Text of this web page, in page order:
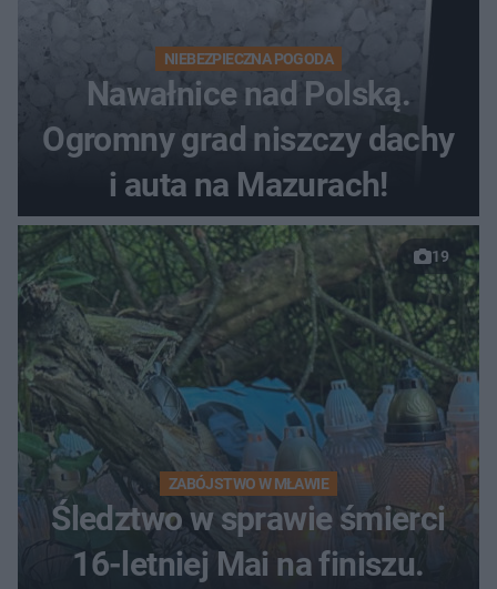
NIEBEZPIECZNA POGODA
Nawałnice nad Polską.
Ogromny grad niszczy dachy
i auta na Mazurach!
19
ZABÓJSTWO W MŁAWIE
Śledztwo w sprawie śmierci
16-letniej Mai na finiszu.